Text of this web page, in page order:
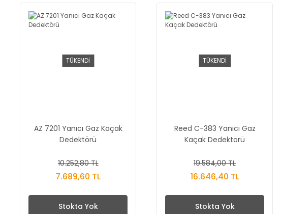
TÜKENDİ
AZ 7201 Yanıcı Gaz Kaçak
Dedektörü
10.252,80 TL
7.689,60 TL
Stokta Yok
TÜKENDİ
Reed C-383 Yanıcı Gaz
Kaçak Dedektörü
19.584,00 TL
16.646,40 TL
Stokta Yok